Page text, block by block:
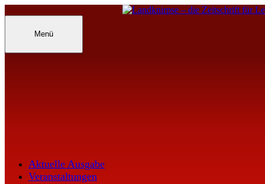
überspringen
Menü
Aktuelle Ausgabe
Veranstaltungen